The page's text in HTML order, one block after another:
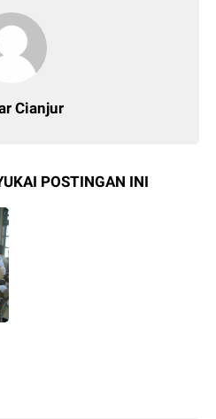
Cianjur
POSTINGAN INI